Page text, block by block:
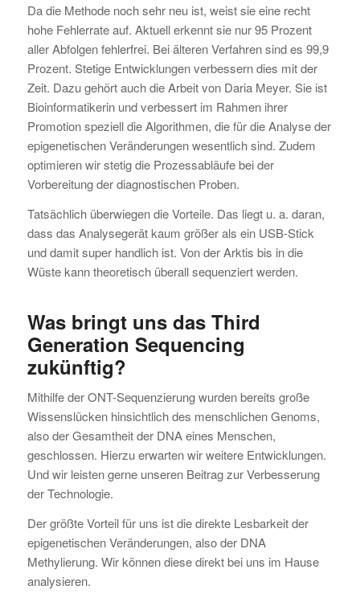
Da die Methode noch sehr neu ist, weist sie eine recht
hohe Fehlerrate auf. Aktuell erkennt sie nur 95 Prozent
aller Abfolgen fehlerfrei. Bei älteren Verfahren sind es 99,9
Prozent. Stetige Entwicklungen verbessern dies mit der
Zeit. Dazu gehört auch die Arbeit von Daria Meyer. Sie ist
Bioinformatikerin und verbessert im Rahmen ihrer
Promotion speziell die Algorithmen, die für die Analyse der
epigenetischen Veränderungen wesentlich sind. Zudem
optimieren wir stetig die Prozessabläufe bei der
Vorbereitung der diagnostischen Proben.
Tatsächlich überwiegen die Vorteile. Das liegt u. a. daran,
dass das Analysegerät kaum größer als ein USB-Stick
und damit super handlich ist. Von der Arktis bis in die
Wüste kann theoretisch überall sequenziert werden.
Was bringt uns das Third
Generation Sequencing
zukünftig?
Mithilfe der ONT-Sequenzierung wurden bereits große
Wissenslücken hinsichtlich des menschlichen Genoms,
also der Gesamtheit der DNA eines Menschen,
geschlossen. Hierzu erwarten wir weitere Entwicklungen.
Und wir leisten gerne unseren Beitrag zur Verbesserung
der Technologie.
Der größte Vorteil für uns ist die direkte Lesbarkeit der
epigenetischen Veränderungen, also der DNA
Methylierung. Wir können diese direkt bei uns im Hause
analysieren.